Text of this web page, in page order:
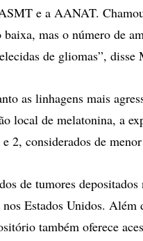
e a AANAT.
mas o número de
de gliomas”, disse
as linhagens mais
local de melatonina, a
2, considerados de
de tumores
Estados Unidos. Além
também oferece